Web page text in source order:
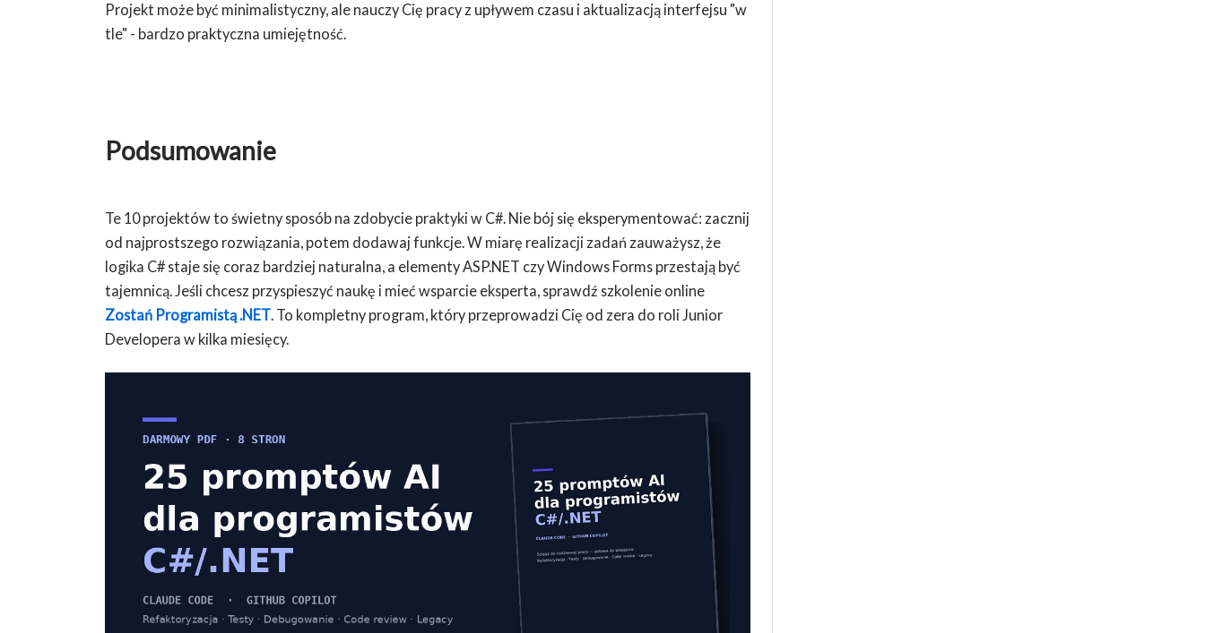
Projekt może być minimalistyczny, ale nauczy Cię pracy z upływem czasu i aktualizacją interfejsu "w
tle" - bardzo praktyczna umiejętność.
Podsumowanie
Te 10 projektów to świetny sposób na zdobycie praktyki w C#. Nie bój się eksperymentować: zacznij
od najprostszego rozwiązania, potem dodawaj funkcje. W miarę realizacji zadań zauważysz, że
logika C# staje się coraz bardziej naturalna, a elementy ASP.NET czy Windows Forms przestają być
tajemnicą. Jeśli chcesz przyspieszyć naukę i mieć wsparcie eksperta, sprawdź szkolenie online
Zostań Programistą .NET. To kompletny program, który przeprowadzi Cię od zera do roli Junior
Developera w kilka miesięcy.